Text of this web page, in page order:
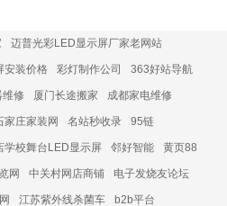
迈普光彩LED显示屏厂家老网站
安装价格 彩灯制作公司 363好站导航
维修 厦门长途搬家 成都家电维修
家庄家装网 名站秒收录 95链
学校舞台LED显示屏 邻好智能 黄页88
网 中关村网店商铺 电子发烧友论坛
江苏紫外线杀菌车 b2b平台